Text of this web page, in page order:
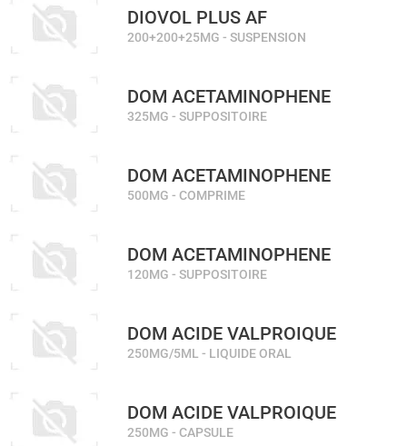
DIOVOL PLUS AF
200+200+25MG - SUSPENSION
DOM ACETAMINOPHENE
325MG - SUPPOSITOIRE
DOM ACETAMINOPHENE
500MG - COMPRIME
DOM ACETAMINOPHENE
120MG - SUPPOSITOIRE
DOM ACIDE VALPROIQUE
250MG/5ML - LIQUIDE ORAL
DOM ACIDE VALPROIQUE
250MG - CAPSULE